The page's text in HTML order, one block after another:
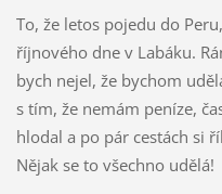
To, že letos pojedu do
říjnového dne v Labáku.
bych nejel, že bychom
s tím, že nemám peníze,
hlodal a po pár cestách si
Nějak se to všechno udělá!